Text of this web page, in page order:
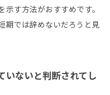
す方法がおすすめです。
期では辞めないだろうと見
いないと判断されてし